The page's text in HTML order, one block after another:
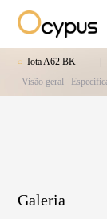
Iota A62 BK
Visão geral
Galeria